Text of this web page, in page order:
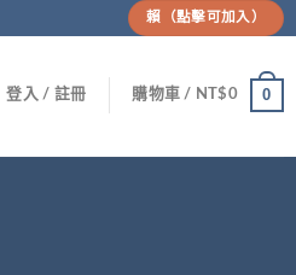
賴（點擊可加入）
登入 / 註冊 購物車 / NT$0 0